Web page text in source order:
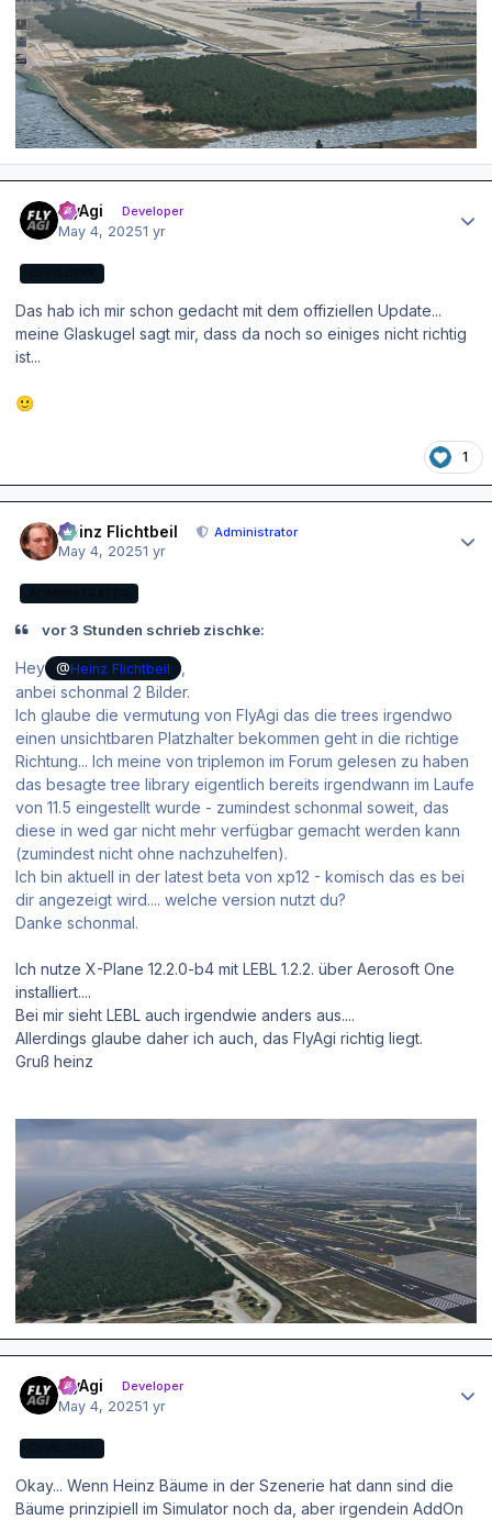
FlyAgi Developer
May 4, 20251 yr
Das hab ich mir schon gedacht mit dem offiziellen Update...
meine Glaskugel sagt mir, dass da noch so einiges nicht richtig
ist...
🙂
1
Heinz Flichtbeil Administrator
May 4, 20251 yr
vor 3 Stunden schrieb zischke:
Hey @Heinz Flichtbeil
anbei schonmal 2 Bilder.
Ich glaube die vermutung von FlyAgi das die trees irgendwo
einen unsichtbaren Platzhalter bekommen geht in die richtige
Richtung... Ich meine von triplemon im Forum gelesen zu haben
das besagte tree library eigentlich bereits irgendwann im Laufe
von 11.5 eingestellt wurde - zumindest schonmal soweit, das
diese in wed gar nicht mehr verfügbar gemacht werden kann
(zumindest nicht ohne nachzuhelfen).
Ich bin aktuell in der latest beta von xp12 - komisch das es bei
dir angezeigt wird.... welche version nutzt du?
Danke schonmal.
Ich nutze X-Plane 12.2.0-b4 mit LEBL 1.2.2. über Aerosoft One
installiert....
Bei mir sieht LEBL auch irgendwie anders aus....
Allerdings glaube daher ich auch, das FlyAgi richtig liegt.
Gruß heinz
FlyAgi Developer
May 4, 20251 yr
Okay... Wenn Heinz Bäume in der Szenerie hat dann sind die
Bäume prinzipiell im Simulator noch da, aber irgendein AddOn